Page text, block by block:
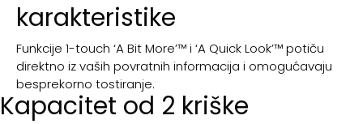
karakteristike
Funkcije 1-touch ‘A Bit More’™ i ‘A Quick Look’™ potiču
direktno iz vaših povratnih informacija i omogućavaju
besprekorno tostiranje.
Kapacitet od 2 kriške